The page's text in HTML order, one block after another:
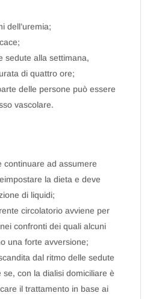
dell’uremia;
sedute alla settimana,
di quattro ore;
delle persone può essere
vascolare.
continuare ad assumere
la dieta e deve
di liquidi;
circolatorio avviene per
confronti dei quali alcuni
una forte avversione;
dal ritmo delle sedute
se, con la dialisi domiciliare è
il trattamento in base ai